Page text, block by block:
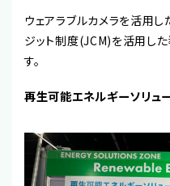
ウェアラブルカメラを活用
ジット制度(JCM)を活用し
す。
再生可能エネルギーソリュ